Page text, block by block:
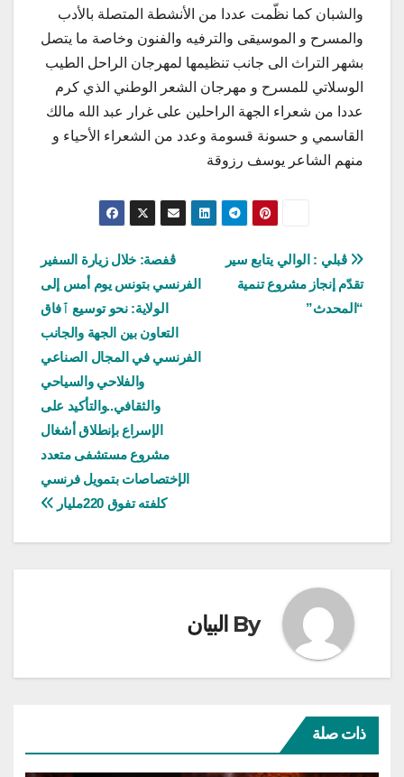
والشبان كما نظّمت عددا من الأنشطة المتصلة بالأدب
والمسرح و الموسيقى والترفيه والفنون وخاصة ما يتصل
بشهر التراث الى جانب تنظيمها لمهرجان الراحل الطيب
الوسلاتي للمسرح و مهرجان الشعر الوطني الذي كرم
عددا من شعراء الجهة الراحلين على غرار عبد الله مالك
القاسمي و حسونة قسومة وعدد من الشعراء الأحياء و
منهم الشاعر يوسف رزوقة
تصفّح
المقالات
ڨفصة: خلال زيارة السفير
الفرنسي بتونس يوم أمس إلى
الولاية: نحو توسيع ٱفاق
التعاون بين الجهة والجانب
الفرنسي في المجال الصناعي
والفلاحي والسياحي
والثقافي..والتأكيد على
الإسراع بإنطلاق أشغال
مشروع مستشفى متعدد
الإختصاصات بتمويل فرنسي
كلفته تفوق 220مليار
ڨبلي : الوالي يتابع سير
تقدّم إنجاز مشروع تنمية
“المحدث”
By البيان
ذات صلة